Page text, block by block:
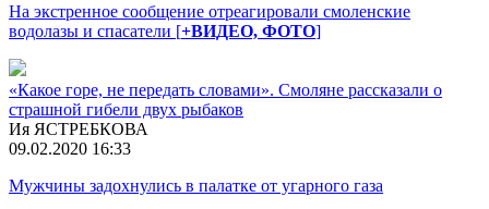
На экстренное сообщение отреагировали смоленские
водолазы и спасатели [+ВИДЕО, ФОТО]
«Какое горе, не передать словами». Смоляне рассказали о
страшной гибели двух рыбаков
Ия ЯСТРЕБКОВА
09.02.2020 16:33
Мужчины задохнулись в палатке от угарного газа